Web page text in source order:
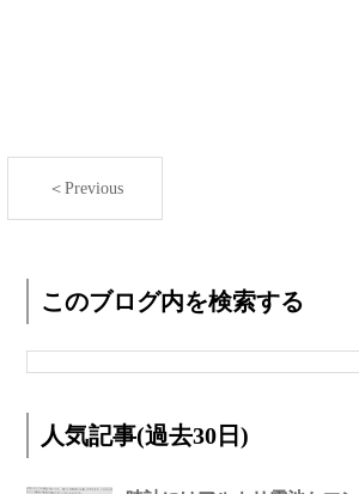
＜Previous
このブログ内を検索する
人気記事(過去30日)